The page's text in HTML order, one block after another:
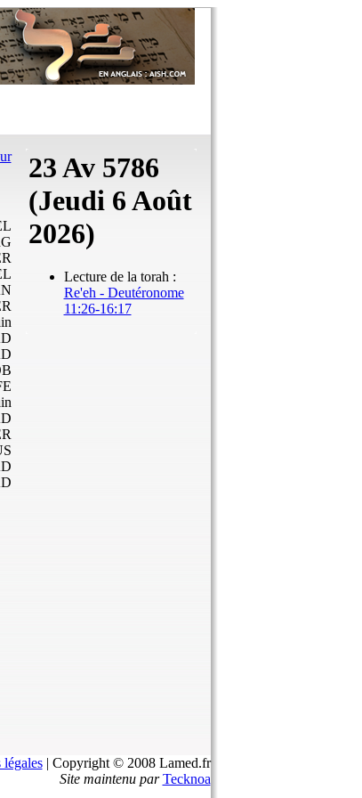
23 Av 5786
(Jeudi 6 Août
2026)
Lecture de la torah :
Re'eh - Deutéronome
11:26-16:17
| Copyright © 2008 Lamed.fr
Site maintenu par Tecknoa